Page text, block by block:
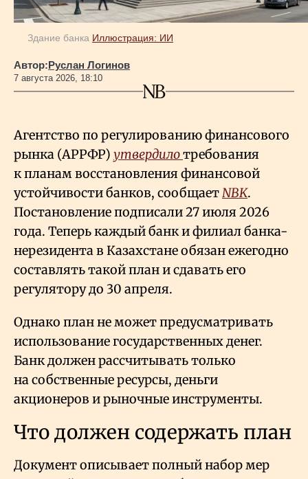
Здание банка Иллюстрация: ИИ
Автор:Руслан Логинов
7 августа 2026, 18:10
Агентство по регулированию финансового
рынка (АРРФР) утвердилотребования
к планам восстановления финансовой
устойчивости банков, сообщаетNBK.
Постановление подписали 27 июля 2026
года. Теперь каждый банк и филиал банка-
нерезидента в Казахстане обязан ежегодно
составлять такой план и сдавать его
регулятору до 30 апреля.
Однако план не может предусматривать
использование государственных денег.
Банк должен рассчитывать только
на собственные ресурсы, деньги
акционеров и рыночные инструменты.
Что должен содержать план
Документ описывает полный набор мер